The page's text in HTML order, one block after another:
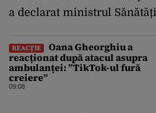
a declarat ministrul
REACȚIE
Oana Gheorghiu a
reacționat după atacul asupra
ambulanței: ”TikTok-ul fură
creiere”
09:08